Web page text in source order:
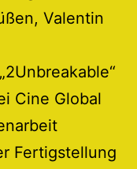
Valentin
Cine Global
Fertigstellung